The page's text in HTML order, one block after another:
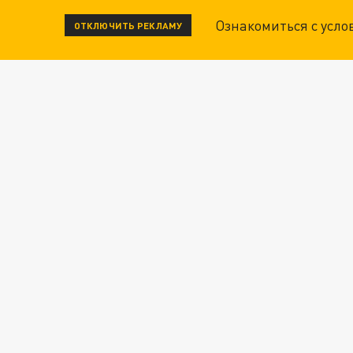
ОТКЛЮЧИТЬ РЕКЛАМУ Ознакомиться с